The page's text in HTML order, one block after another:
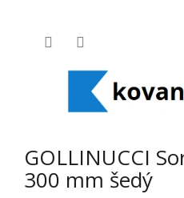
GOLLINUCCI
300 mm šedý